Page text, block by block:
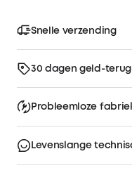
Snelle verzending
30 dagen geld-
Probleemloze
Levenslange